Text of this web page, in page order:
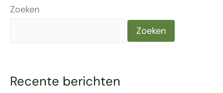
Zoeken
Zoeken
Recente berichten